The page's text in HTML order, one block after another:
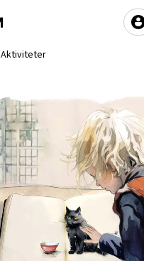
Aktiviteter